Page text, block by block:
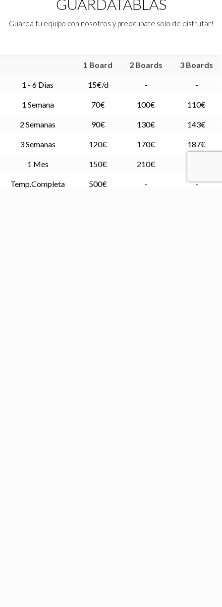
GUARDATABLAS
Guarda tu equipo con nosotros y preocupate solo de disfrutar!
1 Board 2 Boards 3 Boards
1 - 6 Dias 15€/d - -
1 Semana 70€ 100€ 110€
2 Semanas 90€ 130€ 143€
3 Semanas 120€ 170€ 187€
1 Mes 150€ 210€
Temp.Completa 500€ - -